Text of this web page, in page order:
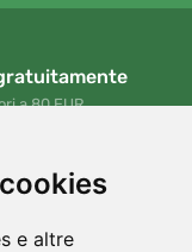
e altre
a 80 EUR
in qualsiasi momento